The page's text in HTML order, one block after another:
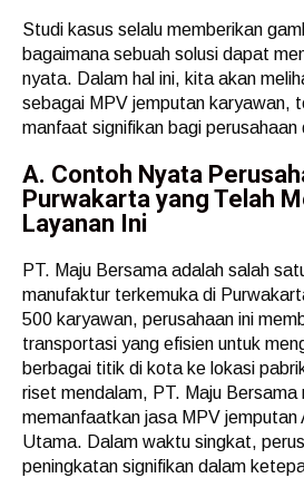
Studi kasus selalu memberikan
bagaimana sebuah solusi dapat
nyata. Dalam hal ini, kita akan
sebagai MPV jemputan karyawan,
manfaat signifikan bagi
A. Contoh Nyata
Purwakarta yang Telah
Layanan Ini
PT. Maju Bersama adalah salah
manufaktur terkemuka di
500 karyawan, perusahaan ini
transportasi yang efisien untuk
berbagai titik di kota ke lokasi
riset mendalam, PT. Maju Bersama
memanfaatkan jasa MPV jemputan
Utama. Dalam waktu singkat,
peningkatan signifikan dalam